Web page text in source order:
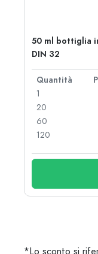
50 ml bottiglia
DIN 32
Quantità
1
20
60
120